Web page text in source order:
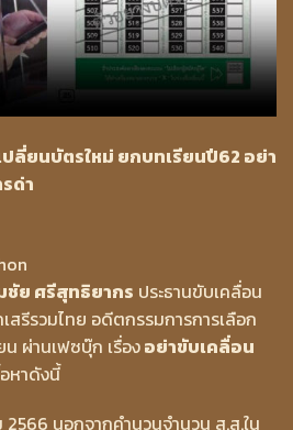
ลี่ยนบัตรใหม่ ยกบทเรียนปี62 อย่า
ด่า
ชัย ศรีสุทธิยากร ประธานขับเคลื่อน
รีรวมไทย อดีตกรรมการการเลือก
ผ่านเฟซบุ๊ก เรื่องอย่าขับเคลื่อน
หาดังนี้
นอกจากคำนวนจำนวน ส.ส.ใน